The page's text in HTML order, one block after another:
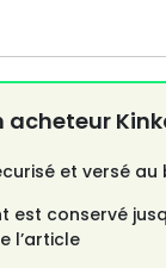
précieux
à l'effet global,
cet élément
toujours plus
acheteur
et versé
est conservé
l’article